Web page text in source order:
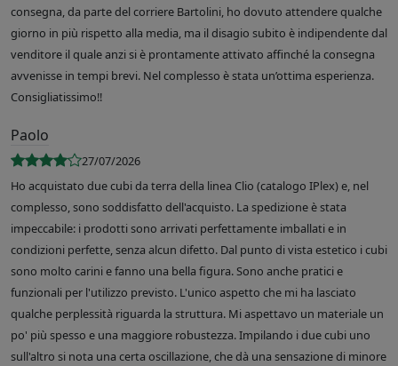
consegna, da parte del corriere Bartolini, ho dovuto attendere qualche
giorno in più rispetto alla media, ma il disagio subito è indipendente dal
venditore il quale anzi si è prontamente attivato affinché la consegna
avvenisse in tempi brevi. Nel complesso è stata un’ottima esperienza.
Consigliatissimo!!
Paolo
27/07/2026
Ho acquistato due cubi da terra della linea Clio (catalogo IPlex) e, nel
complesso, sono soddisfatto dell'acquisto. La spedizione è stata
impeccabile: i prodotti sono arrivati perfettamente imballati e in
condizioni perfette, senza alcun difetto. Dal punto di vista estetico i cubi
sono molto carini e fanno una bella figura. Sono anche pratici e
funzionali per l'utilizzo previsto. L'unico aspetto che mi ha lasciato
qualche perplessità riguarda la struttura. Mi aspettavo un materiale un
po' più spesso e una maggiore robustezza. Impilando i due cubi uno
sull'altro si nota una certa oscillazione, che dà una sensazione di minore